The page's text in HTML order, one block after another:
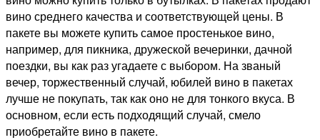
вино среднего качества и соответствующей цены. В
пакете вы можете купить самое простенькое вино,
например, для пикника, дружеской вечеринки, дачной
поездки, вы как раз угадаете с выбором. На званый
вечер, торжественный случай, юбилей вино в пакетах
лучше не покупать, так как оно не для тонкого вкуса. В
основном, если есть подходящий случай, смело
приобретайте вино в пакете.